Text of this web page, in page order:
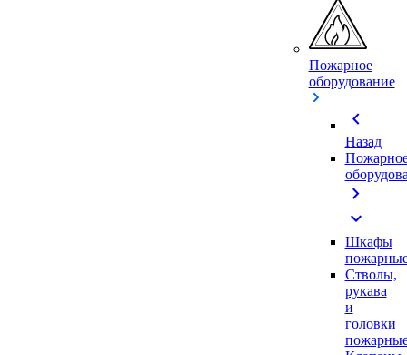
Пожарное
оборудование
chevron_left
Назад
chevron_right
expand_more
Шкафы
Стволы,
рукава
и
головки